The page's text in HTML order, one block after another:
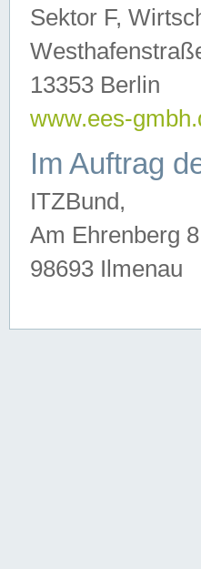
Sektor F,
13353 Berlin
www.ees-
Im Auftrag
ITZBund,
Am Ehrenberg 8
98693 Ilmenau